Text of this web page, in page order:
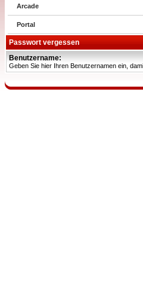
Arcade
Portal
Passwort vergessen
Benutzername:
Geben Sie hier Ihren Benutzernamen ein,